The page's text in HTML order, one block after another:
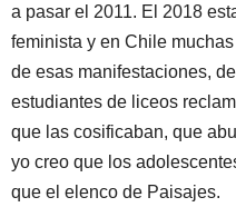
a pasar el 2011. El 2018
feminista y en Chile
de esas manifestaciones,
estudiantes de liceos
que las cosificaban, que
yo creo que los
que el elenco de Paisajes.